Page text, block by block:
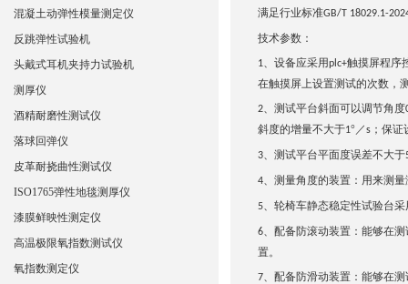
满足行业标准GB/T 18029.1-20
技术参数：
1、 设备应采用plc+触摸屏程序
在触摸屏上设置测试的次数，
2、 测试平台斜面可以调节角度
斜度的增量不大于1°／s；保证
3、 测试平台平面度误差不大于
4、 测量角度的装置：用来测
5、 轮椅车静态稳定性试验台
6、 配备防滚动装置：能够在
置。
7、 配备防滑动装置：能够在
混凝土动弹性模量测定仪
反跳弹性试验机
头戴式耳机夹持力试验机
测厚仪
酒精耐磨性测试仪
落球回弹仪
皮革耐挠曲性测试仪
ISO1765弹性地毯测厚仪
漆膜鲜映性测定仪
高温极限氧指数测试仪
氧指数测定仪